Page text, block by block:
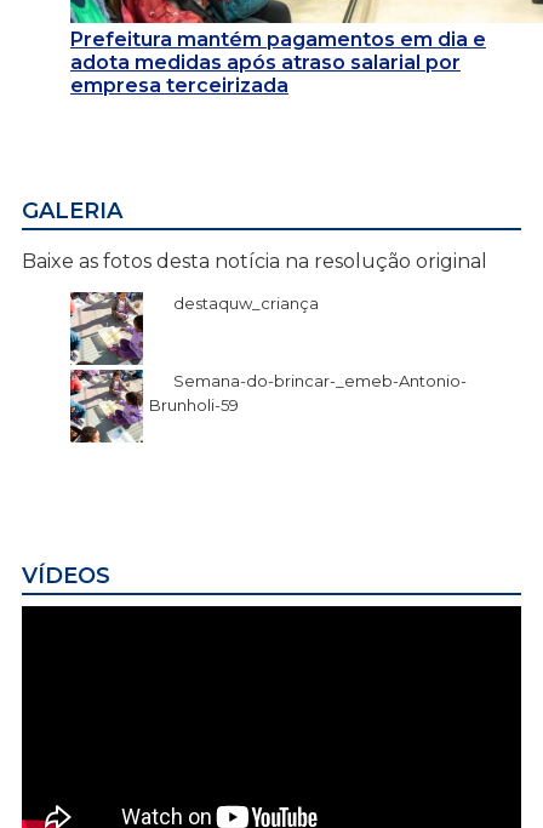
Prefeitura mantém pagamentos em dia e
adota medidas após atraso salarial por
empresa terceirizada
GALERIA
Baixe as fotos desta notícia na resolução original
destaquw_criança
Semana-do-brincar-_emeb-Antonio-
Brunholi-59
VÍDEOS